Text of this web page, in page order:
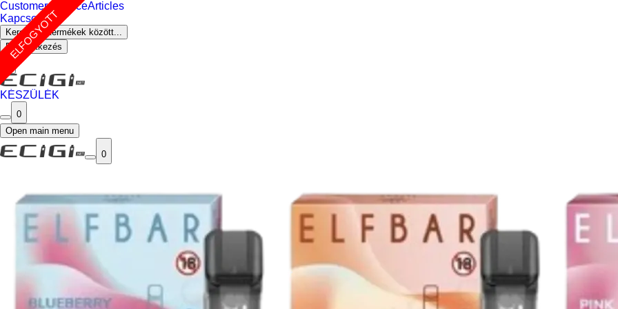
Customer ServiceArticles
Kapcsolat
Keresés a termékek között...
Bejelentkezés
KÉSZÜLÉK
0
Open main menu
0
ELFOGYOTT